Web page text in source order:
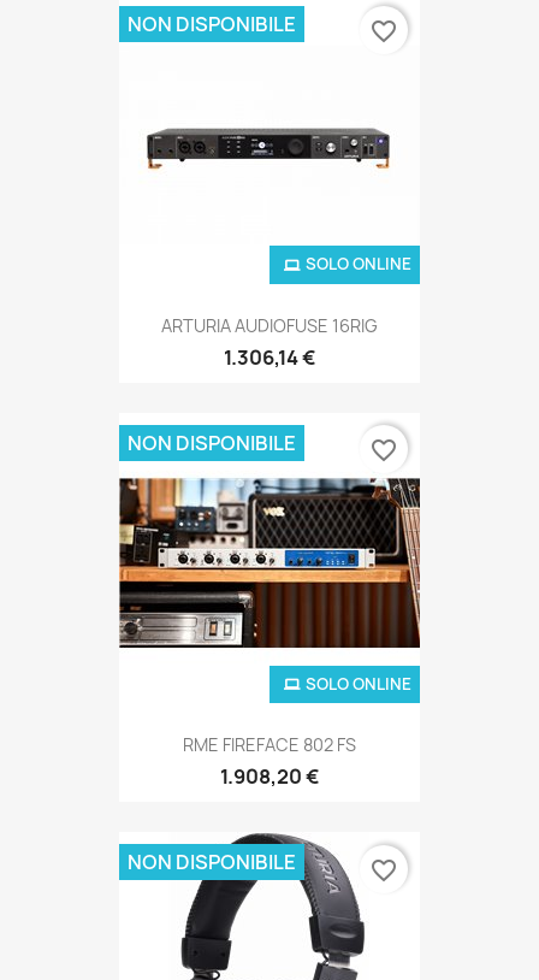
ARTURIA AUDIOFUSE 16RIG
1.306,14 €
SOLO ONLINE
NON DISPONIBILE favorite_border
RME FIREFACE 802 FS
1.908,20 €
SOLO ONLINE
NON DISPONIBILE favorite_border
NON DISPONIBILE favorite_border